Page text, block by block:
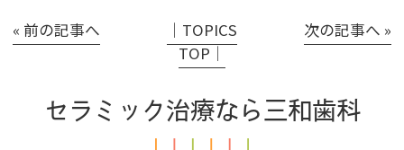
« 前の記事へ
│TOPICS
TOP│
次の記事へ »
セラミック治療なら三和歯科